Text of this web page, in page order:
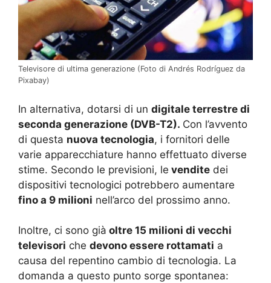
Televisore di ultima generazione (Foto di Andrés Rodríguez da
Pixabay)
In alternativa, dotarsi di un digitale terrestre di
seconda generazione (DVB-T2). Con l’avvento
di questa nuova tecnologia, i fornitori delle
varie apparecchiature hanno effettuato diverse
stime. Secondo le previsioni, le vendite dei
dispositivi tecnologici potrebbero aumentare
fino a 9 milioni nell’arco del prossimo anno.
Inoltre, ci sono già oltre 15 milioni di vecchi
televisori che devono essere rottamati a
causa del repentino cambio di tecnologia. La
domanda a questo punto sorge spontanea: